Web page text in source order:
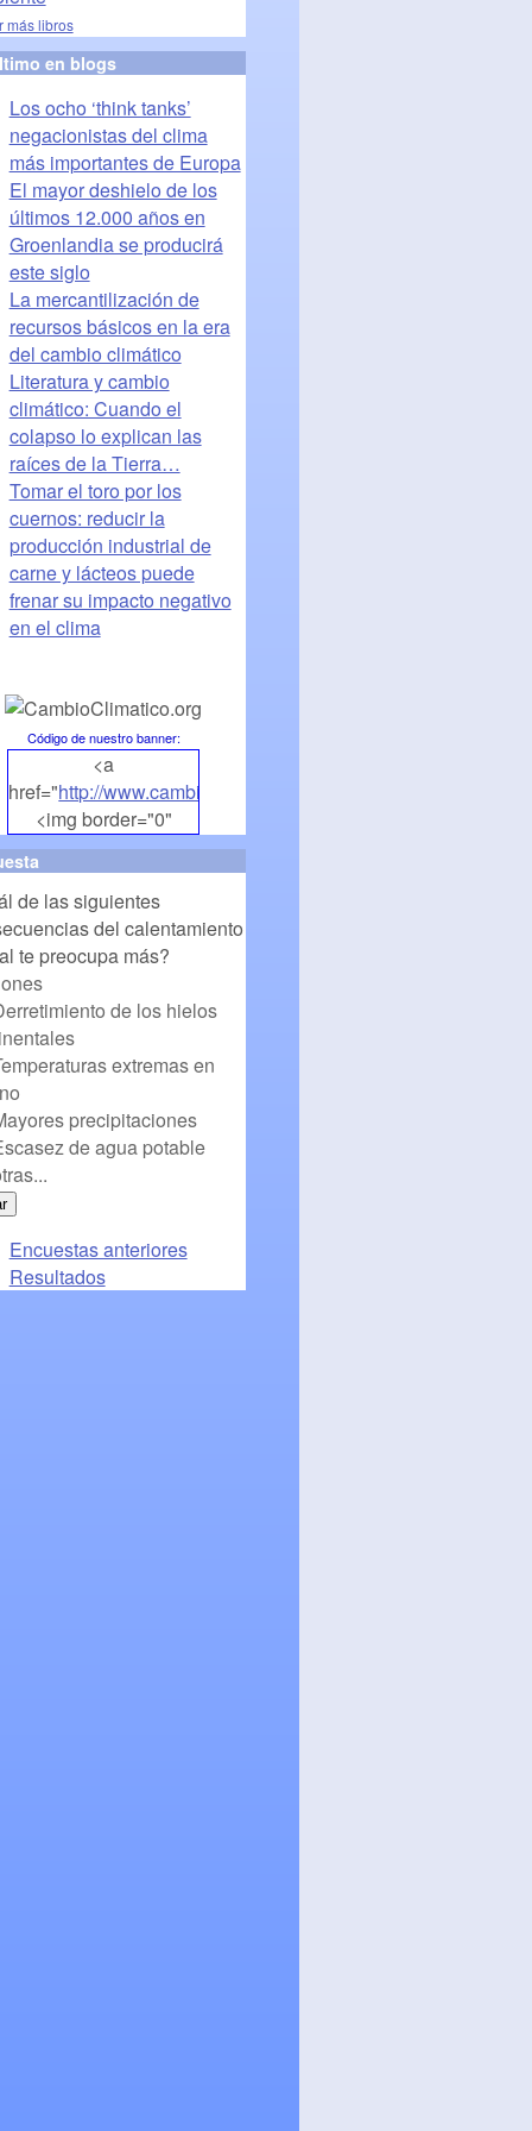
más libros
en blogs
Los ocho ‘think tanks’
negacionistas del clima
más importantes de Europa
El mayor deshielo de los
últimos 12.000 años en
Groenlandia se producirá
este siglo
La mercantilización de
recursos básicos en la era
del cambio climático
Literatura y cambio
climático: Cuando el
colapso lo explican las
raíces de la Tierra…
Tomar el toro por los
cuernos: reducir la
producción industrial de
carne y lácteos puede
frenar su impacto negativo
en el clima
Código de nuestro banner:
<a
href="http://www.cambioclimatico.org
<img border="0"
align="middle"
src="http://www.cambioclimatico.org/banners/banner1.png
alt="CambioClimatico.org"
/></a>
de las siguientes
del calentamiento
te preocupa más?
de los hielos
extremas en
precipitaciones
de agua potable
Encuestas anteriores
Resultados